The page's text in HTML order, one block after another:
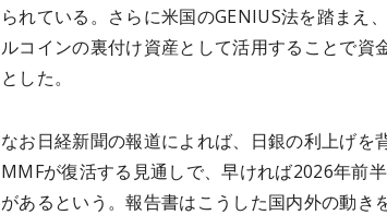
られている。さらに米国のGENIUS法を踏まえ
ルコインの裏付け資産として活用することで資
とした。
なお日経新聞の報道によれば、日銀の利上げを
MMFが復活する見通しで、早ければ2026年前
があるという。報告書はこうした国内外の動き